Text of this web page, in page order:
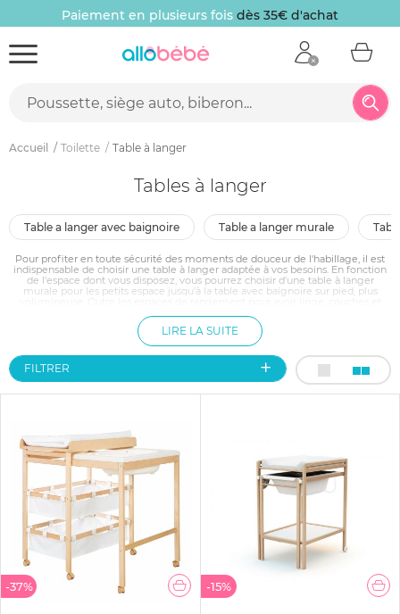
Paiement en plusieurs fois dès 35€ d'achat
Accueil Toilette Table à langer
Tables à langer
table a langer avec baignoire table a langer murale
Pour profiter en toute sécurité des moments de douceur de l'habillage, il est
indispensable de choisir une table à langer adaptée à vos besoins. En fonction
de l'espace dont vous disposez, vous pourrez choisir d'une table à langer
murale pour les petits espace jusqu'à la table avec baignoire sur pied, plus
un espace sécurisé où vous puissiez changer sa couche ou l'habiller en toute
sérénité.
LIRE LA SUITE
FILTRER
-37% -15%